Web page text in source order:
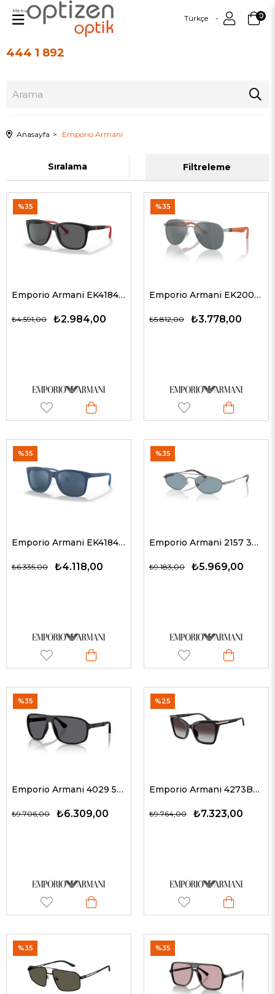
444 1 892
Türkçe 0
Menu
Anasayfa Emporio Armani
Filtreleme
Sıralama
Emporio Armani EK4184 500187 49 G Çocuk Güneş Gözlükleri
₺2.984,00
₺4.591,00
%35
Emporio Armani EK2001 30456G 53 G Çocuk Güneş Gözlükleri
₺3.778,00
₺5.812,00
%35
Emporio Armani EK4184 508855 49 G Çocuk Güneş Gözlükleri
₺4.118,00
₺6.335,00
%35
Emporio Armani 2157 300372 54 G Unisex Güneş Gözlükleri
₺5.969,00
₺9.183,00
%35
Emporio Armani 4029 5001T3 64 G Erkek Güneş Gözlükleri
₺6.309,00
₺9.706,00
%35
Emporio Armani 4273BU 50178G 53 G Kadın Güneş Gözlükleri
₺7.323,00
₺9.764,00
%25
%35 %35